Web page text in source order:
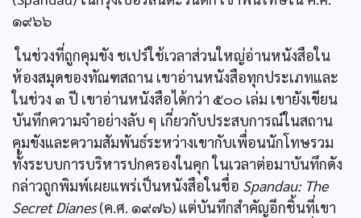
๑๙๖๖
ในช่วงที่ถูกคุมขัง ชเปร์ใช้เวลาส่วนใหญ่อ่านหนังสือใน
ห้องสมุดของทัณฑสถาน เขาอ่านหนังสือทุกประเภทและ
ในช่วง ๓ ปี เขาอ่านหนังสือได้กว่า ๕๐๐ เล่ม เขายังเขียน
บันทึกความจำอย่างลับ ๆ เกี่ยวกับประสบการณ์ในสถาน
คุมขังและความสัมพันธ์ระหว่างเขากับเพื่อนนักโทษรวม
ทั้งระบบการบริหารปกครองในคุก ในเวลาต่อมาบันทึกดัง
กล่าวถูกพิมพ์เผยแพร่เป็นหนังสือในชื่อ Spandau: The
Secret Dianes(ค.ศ. ๑๙๗๖) แต่บันทึกสำคัญอีกชิ้นที่เขา